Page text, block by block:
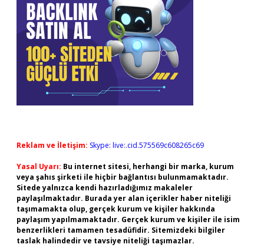
Reklam ve İletişim: Skype: live:.cid.575569c608265c69
Yasal Uyarı: Bu internet sitesi, herhangi bir marka, kurum
veya şahıs şirketi ile hiçbir bağlantısı bulunmamaktadır.
Sitede yalnızca kendi hazırladığımız makaleler
paylaşılmaktadır. Burada yer alan içerikler haber niteliği
taşımamakta olup, gerçek kurum ve kişiler hakkında
paylaşım yapılmamaktadır. Gerçek kurum ve kişiler ile isim
benzerlikleri tamamen tesadüfidir. Sitemizdeki bilgiler
taslak halindedir ve tavsiye niteliği taşımazlar.